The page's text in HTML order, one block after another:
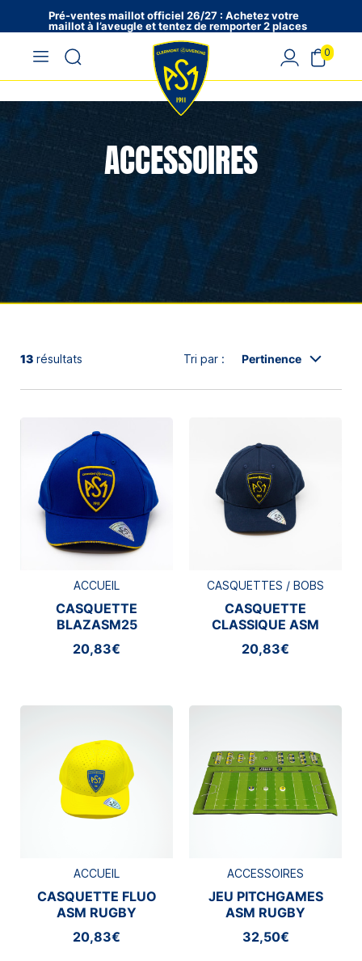
Pré-ventes maillot officiel 26/27 : Achetez votre
maillot à l’aveugle et tentez de remporter 2 places
en VIP !
ACCESSOIRES
13 résultats Tri par : Pertinence
ACCUEIL
CASQUETTE
BLAZASM25
20,83€
CASQUETTES / BOBS
CASQUETTE
CLASSIQUE ASM
RUGBY
20,83€
ACCUEIL
CASQUETTE FLUO
ASM RUGBY
20,83€
ACCESSOIRES
JEU PITCHGAMES
ASM RUGBY
32,50€
0